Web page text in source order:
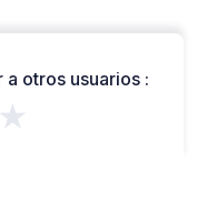
otros usuarios :